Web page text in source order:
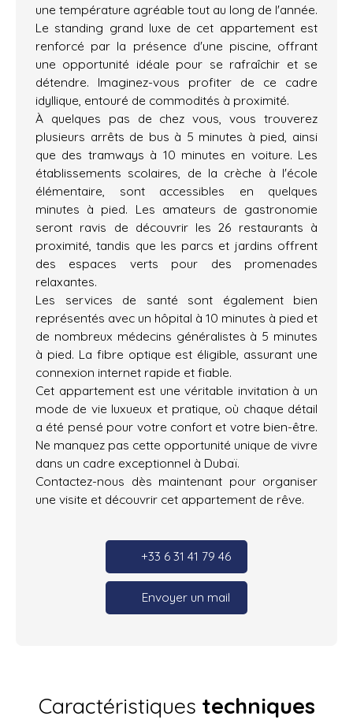
une température agréable tout au long de l'année.
Le standing grand luxe de cet appartement est
renforcé par la présence d'une piscine, offrant
une opportunité idéale pour se rafraîchir et se
détendre. Imaginez-vous profiter de ce cadre
idyllique, entouré de commodités à proximité.
À quelques pas de chez vous, vous trouverez
plusieurs arrêts de bus à 5 minutes à pied, ainsi
que des tramways à 10 minutes en voiture. Les
établissements scolaires, de la crèche à l'école
élémentaire, sont accessibles en quelques
minutes à pied. Les amateurs de gastronomie
seront ravis de découvrir les 26 restaurants à
proximité, tandis que les parcs et jardins offrent
des espaces verts pour des promenades
relaxantes.
Les services de santé sont également bien
représentés avec un hôpital à 10 minutes à pied et
de nombreux médecins généralistes à 5 minutes
à pied. La fibre optique est éligible, assurant une
connexion internet rapide et fiable.
Cet appartement est une véritable invitation à un
mode de vie luxueux et pratique, où chaque détail
a été pensé pour votre confort et votre bien-être.
Ne manquez pas cette opportunité unique de vivre
dans un cadre exceptionnel à Dubaï.
Contactez-nous dès maintenant pour organiser
une visite et découvrir cet appartement de rêve.
+33 6 31 41 79 46
Envoyer un mail
Caractéristiques techniques